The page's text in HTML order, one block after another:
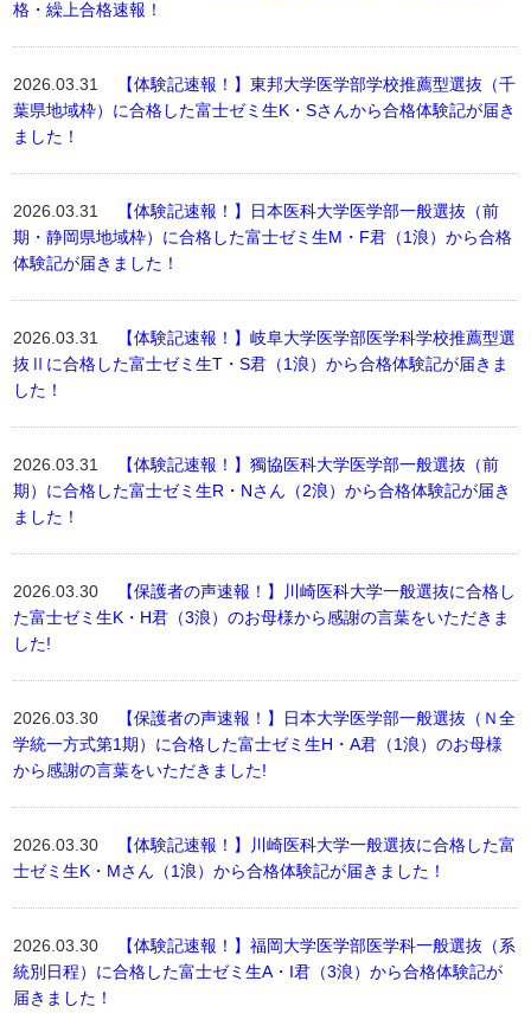
格・繰上合格速報！
2026.03.31
【体験記速報！】東邦大学医学部学校推薦型選抜（千
葉県地域枠）に合格した富士ゼミ生K・Sさんから合格体験記が届き
ました！
2026.03.31
【体験記速報！】日本医科大学医学部一般選抜（前
期・静岡県地域枠）に合格した富士ゼミ生M・F君（1浪）から合格
体験記が届きました！
2026.03.31
【体験記速報！】岐阜大学医学部医学科学校推薦型選
抜Ⅱに合格した富士ゼミ生T・S君（1浪）から合格体験記が届きま
した！
2026.03.31
【体験記速報！】獨協医科大学医学部一般選抜（前
期）に合格した富士ゼミ生R・Nさん（2浪）から合格体験記が届き
ました！
2026.03.30
【保護者の声速報！】川崎医科大学一般選抜に合格し
た富士ゼミ生K・H君（3浪）のお母様から感謝の言葉をいただきま
した!
2026.03.30
【保護者の声速報！】日本大学医学部一般選抜（Ｎ全
学統一方式第1期）に合格した富士ゼミ生H・A君（1浪）のお母様
から感謝の言葉をいただきました!
2026.03.30
【体験記速報！】川崎医科大学一般選抜に合格した富
士ゼミ生K・Mさん（1浪）から合格体験記が届きました！
2026.03.30
【体験記速報！】福岡大学医学部医学科一般選抜（系
統別日程）に合格した富士ゼミ生A・I君（3浪）から合格体験記が
届きました！